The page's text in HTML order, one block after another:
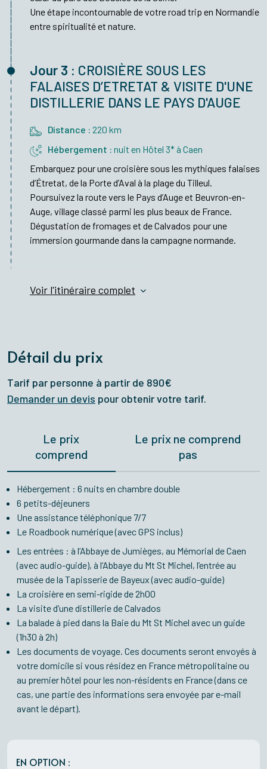
Une étape incontournable de votre road trip en Normandie
entre spiritualité et nature.
Jour 3 : CROISIÈRE SOUS LES
FALAISES D’ETRETAT & VISITE D'UNE
DISTILLERIE DANS LE PAYS D'AUGE
Distance : 220 km
Hébergement : nuit en Hôtel 3* à Caen
Embarquez pour une croisière sous les mythiques falaises
d’Étretat, de la Porte d’Aval à la plage du Tilleul.
Poursuivez la route vers le Pays d’Auge et Beuvron-en-
Auge, village classé parmi les plus beaux de France.
Dégustation de fromages et de Calvados pour une
immersion gourmande dans la campagne normande.
Voir l'itinéraire complet
Détail du prix
Tarif par personne à partir de 890€
Demander un devis pour obtenir votre tarif.
Le prix
comprend
Le prix ne comprend
pas
Hébergement : 6 nuits en chambre double
6 petits-déjeuners
Une assistance téléphonique 7/7
Le Roadbook numérique (avec GPS inclus)
Les entrées : à l‘Abbaye de Jumièges, au Mémorial de Caen
(avec audio-guide), à l‘Abbaye du Mt St Michel, l’entrée au
musée de la Tapisserie de Bayeux (avec audio-guide)
La croisière en semi-rigide de 2h00
La visite d’une distillerie de Calvados
La balade à pied dans la Baie du Mt St Michel avec un guide
(1h30 à 2h)
Les documents de voyage. Ces documents seront envoyés à
votre domicile si vous résidez en France métropolitaine ou
au premier hôtel pour les non-résidents en France (dans ce
cas, une partie des informations sera envoyée par e-mail
avant le départ).
EN OPTION :